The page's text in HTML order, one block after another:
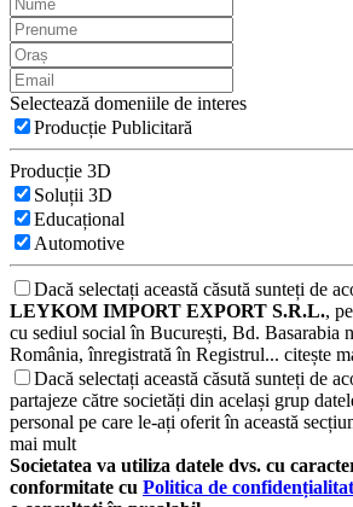
Selectează domeniile de interes
Producție Publicitară
Producție 3D
Soluții 3D
Educațional
Automotive
Dacă selectați această căsută sunteți de
LEYKOM IMPORT EXPORT S.R.L.,
cu sediul social în București, Bd. Basarabia
România, înregistrată în Registrul... citește
Dacă selectați această căsută sunteți de
partajeze către societăți din același grup
personal pe care le-ați oferit în această
mai mult
Societatea va utiliza datele dvs. cu
conformitate cu Politica de